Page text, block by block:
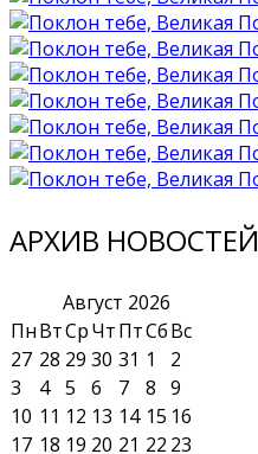
АРХИВ НОВОСТЕЙ
Август 2026
ПнВтСрЧтПтСбВс
27 28 29 30 31 1
2
3
4 5 6 7 8 9
10 11 12 13 14 15 16
17 18 19 20 21 22 23